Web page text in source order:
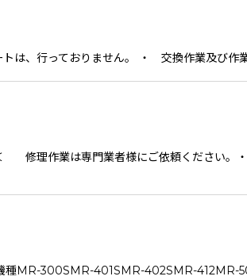
、行っておりません。 ・ 交換作業及び作
修理作業は専門業者様にご依頼ください
種MR-300SMR-401SMR-402SMR-